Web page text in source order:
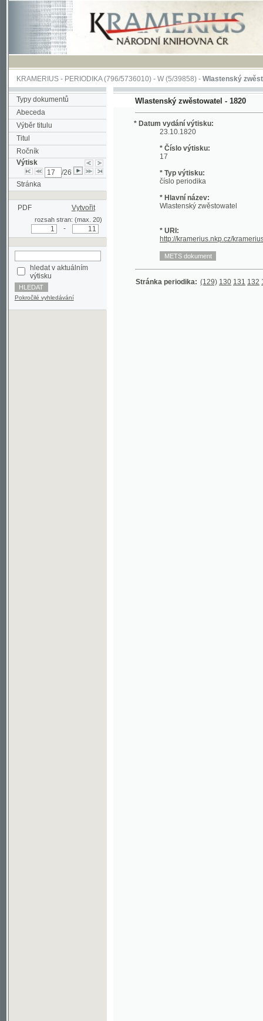
KRAMERIUS-PERIODIKA(796/5736010) -W(5/39858) -Wlastenský zwěstowatel
Typy dokumentů
Abeceda
Výběr titulu
Titul
Ročník
Výtisk
/26
Stránka
PDF
rozsah stran: (max. 20)
výtisku
Pokročilé vyhledávání
Wlastenský zwěstowatel - 1820
* Datum vydání výtisku:
23.10.1820
* Číslo výtisku:
* Typ výtisku:
* Hlavní název:
Wlastenský zwěstowatel
* URI:
Stránka periodika: (129) 130 131